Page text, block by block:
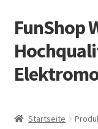
Zur
Navigation
springen
Zum
Inhalt
springen
FunShop
Startseite